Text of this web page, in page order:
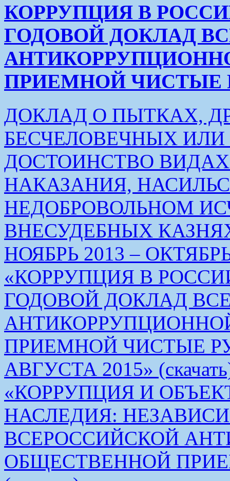
КОРРУПЦИЯ В
ГОДОВОЙ ДОКЛАД
ПРИЕМНОЙ ЧИСТЫЕ
ДОКЛАД О ПЫТКАХ,
БЕСЧЕЛОВЕЧНЫХ
ДОСТОИНСТВО
НАКАЗАНИЯ,
НЕДОБРОВОЛЬНОМ
ВНЕСУДЕБНЫХ
НОЯБРЬ 2013 – ОКТЯБРЬ
«КОРРУПЦИЯ В
ГОДОВОЙ ДОКЛАД
ПРИЕМНОЙ ЧИСТЫЕ
АВГУСТА 2015»
«КОРРУПЦИЯ И
НАСЛЕДИЯ:
ВСЕРОССИЙСКОЙ
ОБЩЕСТВЕННОЙ